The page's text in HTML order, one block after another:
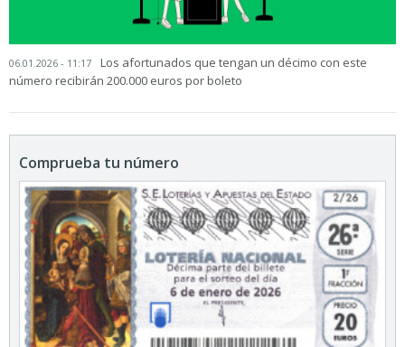
06.01.2026 - 11:17
Los afortunados que tengan un décimo con este
número recibirán 200.000 euros por boleto
Comprueba tu número